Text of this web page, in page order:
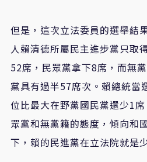
但是，這次立法委員的選舉結
人賴清德所屬民主進步黨只取
52席，民眾黨拿下8席，而無
黨具有過半57席次。賴總統當
位比最大在野黨國民黨還少1
眾黨和無黨籍的態度，傾向和
下，賴的民進黨在立法院就是